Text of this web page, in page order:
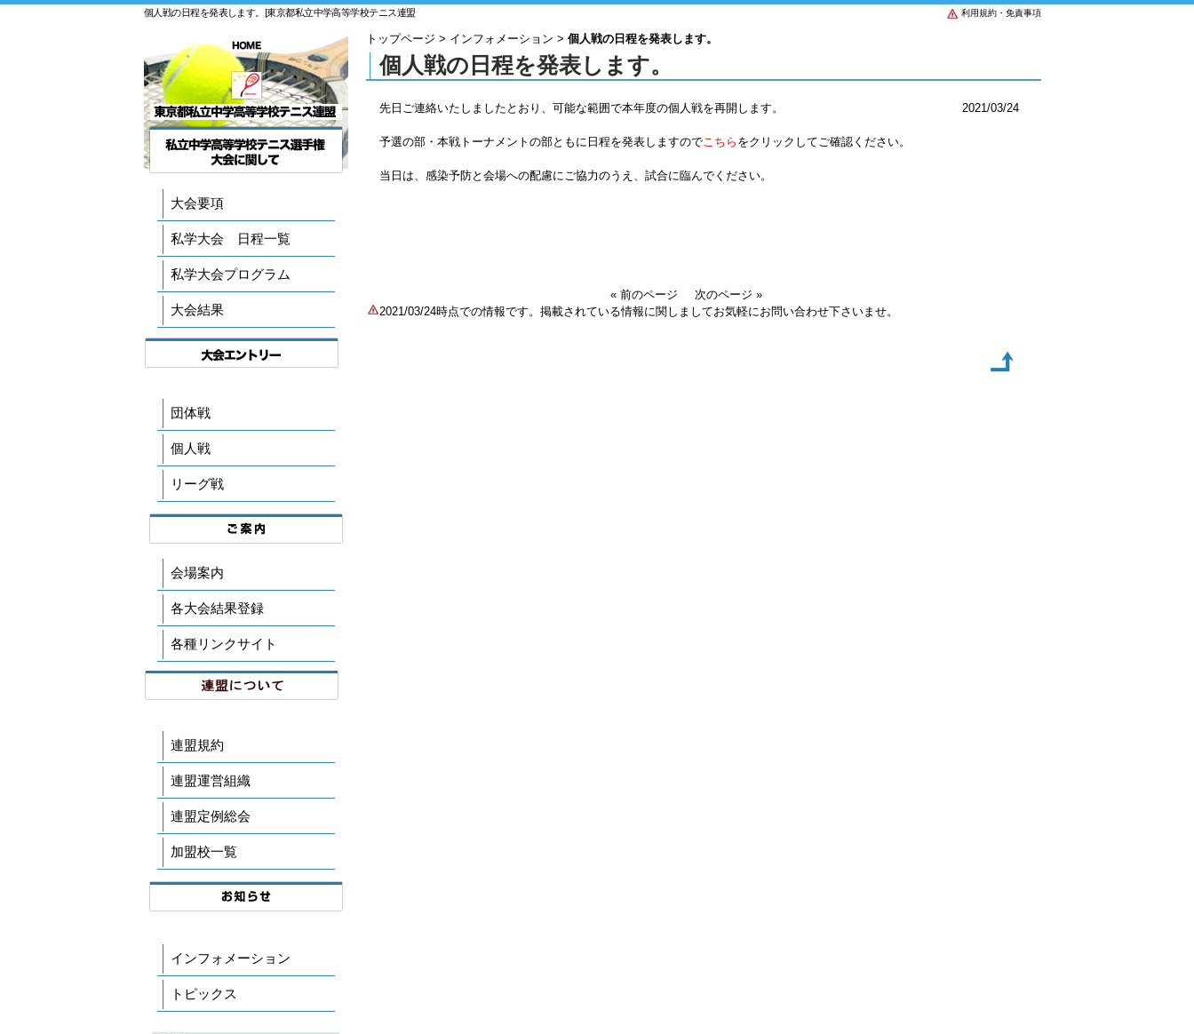
個人戦の日程を発表します。|東京都私立中学高等学校テニス連盟 利用規約・免責事項
トップページ > インフォメーション > 個人戦の日程を発表します。
個人戦の日程を発表します。
2021/03/24
先日ご連絡いたしましたとおり、可能な範囲で本年度の個人戦を再開します。
予選の部・本戦トーナメントの部ともに日程を発表しますのでこちら をクリックしてご確認ください。
当日は、感染予防と会場への配慮にご協力のうえ、試合に臨んでください。
« 前のページ
次のページ »
2021/03/24時点での情報です。掲載されている情報に関しましてお気軽にお問い合わせ下さいませ。
大会要項
私学大会 日程一覧
私学大会プログラム
大会結果
団体戦
個人戦
リーグ戦
会場案内
各大会結果登録
各種リンクサイト
連盟規約
連盟運営組織
連盟定例総会
加盟校一覧
インフォメーション
トピックス